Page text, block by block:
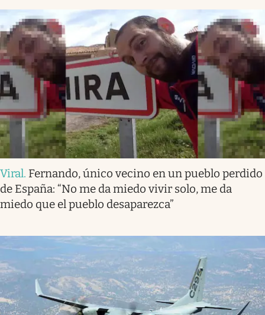
Viral. Fernando, único vecino en un pueblo perdido
de España: “No me da miedo vivir solo, me da
miedo que el pueblo desaparezca”